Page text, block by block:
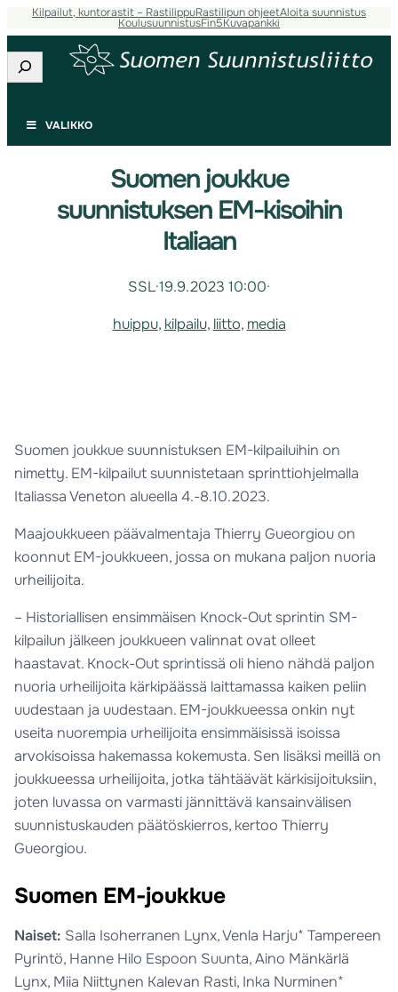
Kilpailut, kuntorastit – RastilippuRastilipun ohjeetAloita suunnistus
KoulusuunnistusFin5Kuvapankki
Etsi
VALIKKO
Suomen joukkue
suunnistuksen EM-kisoihin
Italiaan
SSL·19.9.2023 10:00·
huippu, kilpailu, liitto, media
Suomen joukkue suunnistuksen EM-kilpailuihin on
nimetty. EM-kilpailut suunnistetaan sprinttiohjelmalla
Italiassa Veneton alueella 4.-8.10.2023.
Maajoukkueen päävalmentaja Thierry Gueorgiou on
koonnut EM-joukkueen, jossa on mukana paljon nuoria
urheilijoita.
– Historiallisen ensimmäisen Knock-Out sprintin SM-
kilpailun jälkeen joukkueen valinnat ovat olleet
haastavat. Knock-Out sprintissä oli hieno nähdä paljon
nuoria urheilijoita kärkipäässä laittamassa kaiken peliin
uudestaan ja uudestaan. EM-joukkueessa onkin nyt
useita nuorempia urheilijoita ensimmäisissä isoissa
arvokisoissa hakemassa kokemusta. Sen lisäksi meillä on
joukkueessa urheilijoita, jotka tähtäävät kärkisijoituksiin,
joten luvassa on varmasti jännittävä kansainvälisen
suunnistuskauden päätöskierros, kertoo Thierry
Gueorgiou.
Suomen EM-joukkue
Naiset: Salla Isoherranen Lynx, Venla Harju* Tampereen
Pyrintö, Hanne Hilo Espoon Suunta, Aino Mänkärlä
Lynx, Miia Niittynen Kalevan Rasti, Inka Nurminen*